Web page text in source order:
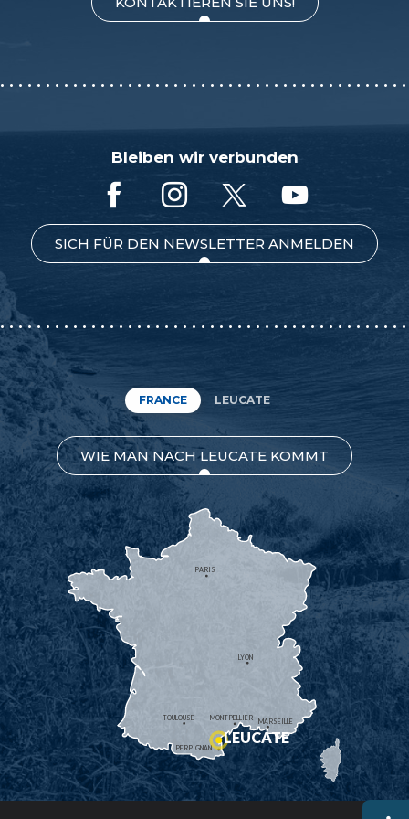
Bleiben wir verbunden
SICH FÜR DEN NEWSLETTER ANMELDEN
FRANCE LEUCATE
WIE MAN NACH LEUCATE KOMMT
MONTPELLIER
PERPIGNAN
MARSEILLE
TOULOUSE
LYON
PARIS
LEUCATE